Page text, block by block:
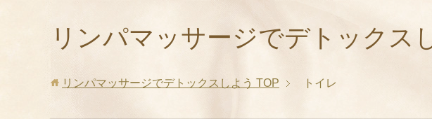
リンパマッサージでデトックス
リンパマッサージでデトックスしよう TOP トイレ